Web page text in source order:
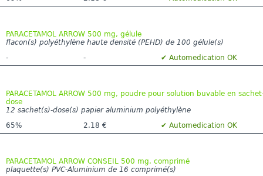
PARACETAMOL ARROW 500 mg, gélule
flacon(s) polyéthylène haute densité (PEHD) de 100 gélule(s)
-
- ✔ Automedication OK
PARACETAMOL ARROW 500 mg, poudre pour solution buvable en
dose
12 sachet(s)-dose(s) papier aluminium polyéthylène
65%
2.18 € ✔ Automedication OK
PARACETAMOL ARROW CONSEIL 500 mg, comprimé
plaquette(s) PVC-Aluminium de 16 comprimé(s)